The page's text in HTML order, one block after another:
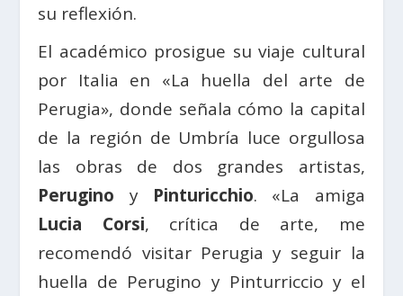
su reflexión.
El académico prosigue su viaje cultural
por Italia en «La huella del arte de
Perugia», donde señala cómo la capital
de la región de Umbría luce orgullosa
las obras de dos grandes artistas,
Perugino y Pinturicchio. «La amiga
Lucia Corsi, crítica de arte, me
recomendó visitar Perugia y seguir la
huella de Perugino y Pinturriccio y el